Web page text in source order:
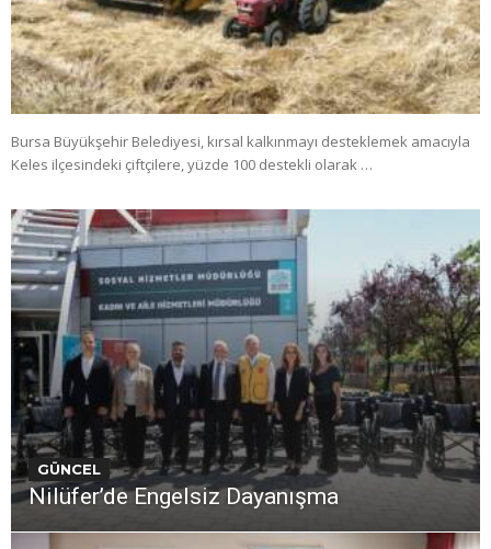
Bursa Büyükşehir Belediyesi, kırsal kalkınmayı desteklemek amacıyla
Keles ilçesindeki çiftçilere, yüzde 100 destekli olarak …
GÜNCEL
Nilüfer’de Engelsiz Dayanışma